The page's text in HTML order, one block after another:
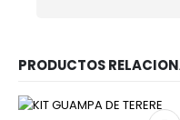
PRODUCTOS